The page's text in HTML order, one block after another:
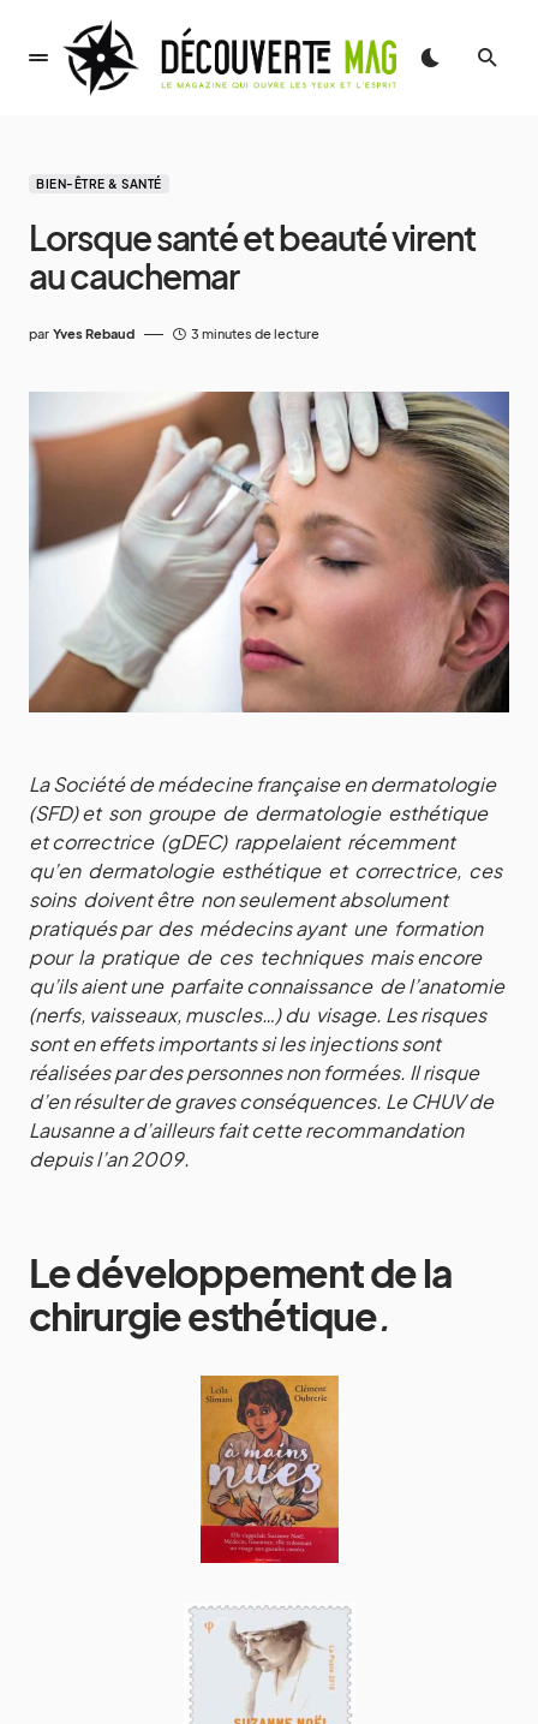
BIEN-ÊTRE & SANTÉ
Lorsque santé et beauté virent
au cauchemar
par Yves Rebaud 3 minutes de lecture
La Société de médecine française en dermatologie
(SFD) et son groupe de dermatologie esthétique
et correctrice (gDEC) rappelaient récemment
qu’en dermatologie esthétique et correctrice, ces
soins doivent être non seulement absolument
pratiqués par des médecins ayant une formation
pour la pratique de ces techniques mais encore
qu’ils aient une parfaite connaissance de l’anatomie
(nerfs, vaisseaux, muscles…) du visage. Les risques
sont en effets importants si les injections sont
réalisées par des personnes non formées. Il risque
d’en résulter de graves conséquences. Le CHUV de
Lausanne a d’ailleurs fait cette recommandation
depuis l’an 2009.
Ledéveloppement de la
chirurgie esthétique.